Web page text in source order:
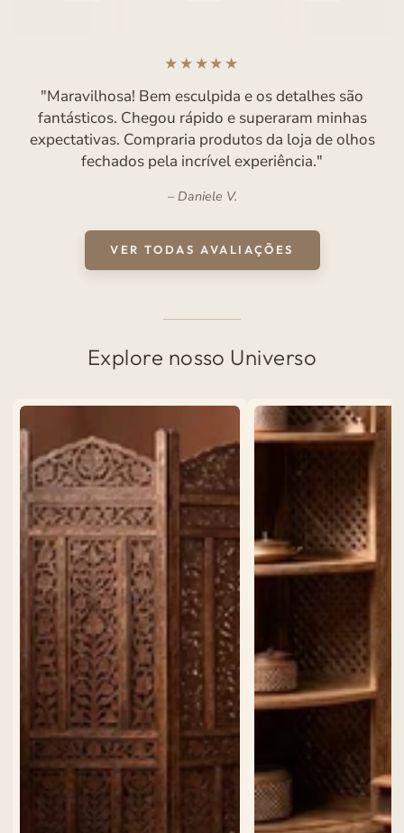
"Essa estátua é maravilhosa! Assim como todos os
outros produtos da loja a qualidade e os detalhes são
impecáveis. Pra quem gosta, vale a pena o
investimento!"
Mariana F.
VER TODAS AVALIAÇÕES
Explore nosso Universo